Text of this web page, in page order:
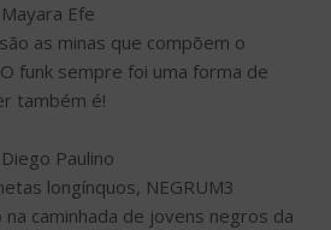
Efe
as minas que compõem o
funk sempre foi uma forma de
também é!
Paulino
longínquos, NEGRUM3
caminhada de jovens negros da